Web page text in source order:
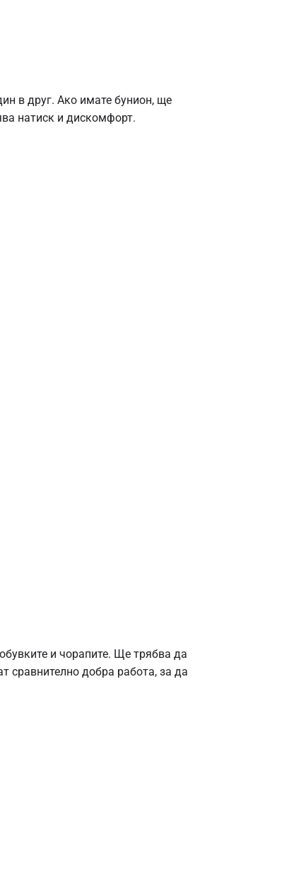
в друг. Ако имате бунион, ще
натиск и дискомфорт.
и чорапите. Ще трябва да
сравнително добра работа, за да